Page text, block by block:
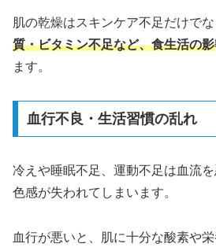
肌の乾燥はスキンケア不足だけでな
質・ビタミン不足など、食生活の
ます。
血行不良・生活習慣の乱れ
冷えや睡眠不足、運動不足は血流
色感が失われてしまいます。
血行が悪いと、肌に十分な酸素や